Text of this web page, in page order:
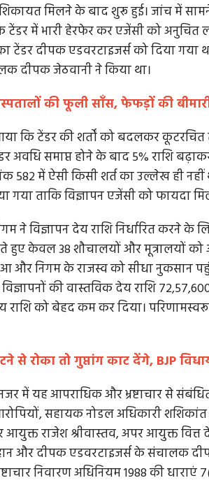
शिकायत मिलने के बाद शुरू हुई। जांच में
टेंडर में भारी हेरफेर कर एजेंसी को अनुचित
टेंडर दीपक एडवरटाइजर्स को दिया
दीपक जेठवानी ने किया था।
की फूली साँस, फेफड़ों की
कि टेंडर की शर्तों को बदलकर कूटरचित
अवधि समाप्त होने के बाद 5% राशि
582 में ऐसी किसी शर्त का उल्लेख ही
ताकि विज्ञापन एजेंसी को फायदा
ने विज्ञापन देय राशि निर्धारित करने
हुए केवल 38 शौचालयों और मूत्रालयों
और निगम के राजस्व को सीधा नुकसान
की वास्तविक देय राशि
राशि को बेहद कम कर दिया।
से रोका तो गुप्तांग काट देंगे, BJP
में यह आपराधिक और भ्रष्टाचार से
सहायक नोडल अधिकारी
आयुक्त राजेश श्रीवास्तव, अपर आयुक्त वित्त
और दीपक एडवरटाइजर्स के संचालक
निवारण अधिनियम 1988 की